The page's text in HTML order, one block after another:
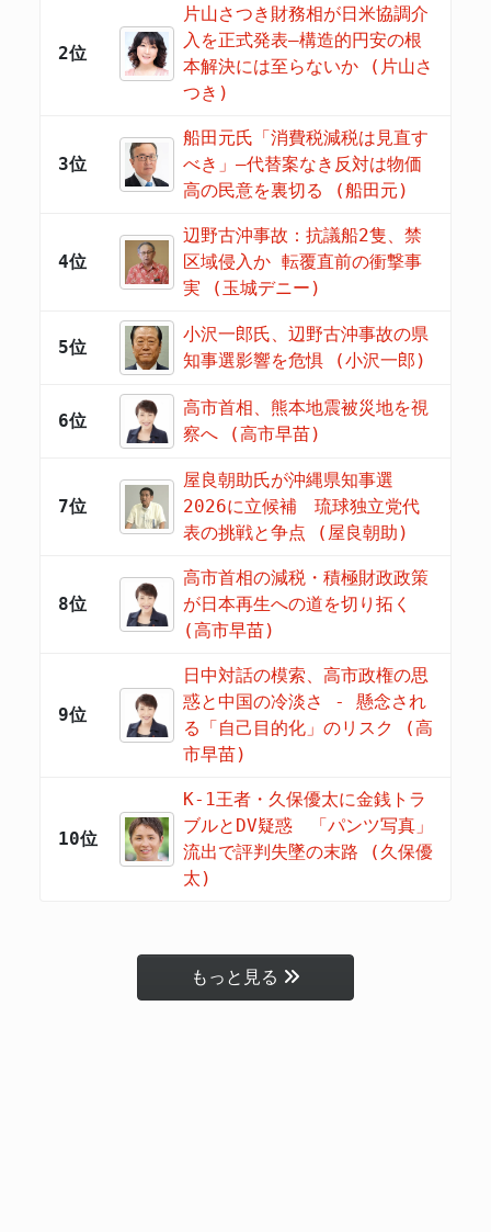
2位
片山さつき財務相が日米協調介
入を正式発表―構造的円安の根
本解決には至らないか (片山さ
つき)
3位
船田元氏「消費税減税は見直す
べき」―代替案なき反対は物価
高の民意を裏切る (船田元)
4位
辺野古沖事故：抗議船2隻、禁
区域侵入か 転覆直前の衝撃事
実 (玉城デニー)
5位
小沢一郎氏、辺野古沖事故の県
知事選影響を危惧 (小沢一郎)
6位
高市首相、熊本地震被災地を視
察へ (高市早苗)
7位
屋良朝助氏が沖縄県知事選
2026に立候補 琉球独立党代
表の挑戦と争点 (屋良朝助)
8位
高市首相の減税・積極財政政策
が日本再生への道を切り拓く
(高市早苗)
9位
日中対話の模索、高市政権の思
惑と中国の冷淡さ - 懸念され
る「自己目的化」のリスク (高
市早苗)
10位
K-1王者・久保優太に金銭トラ
ブルとDV疑惑 「パンツ写真」
流出で評判失墜の末路 (久保優
太)
もっと見る